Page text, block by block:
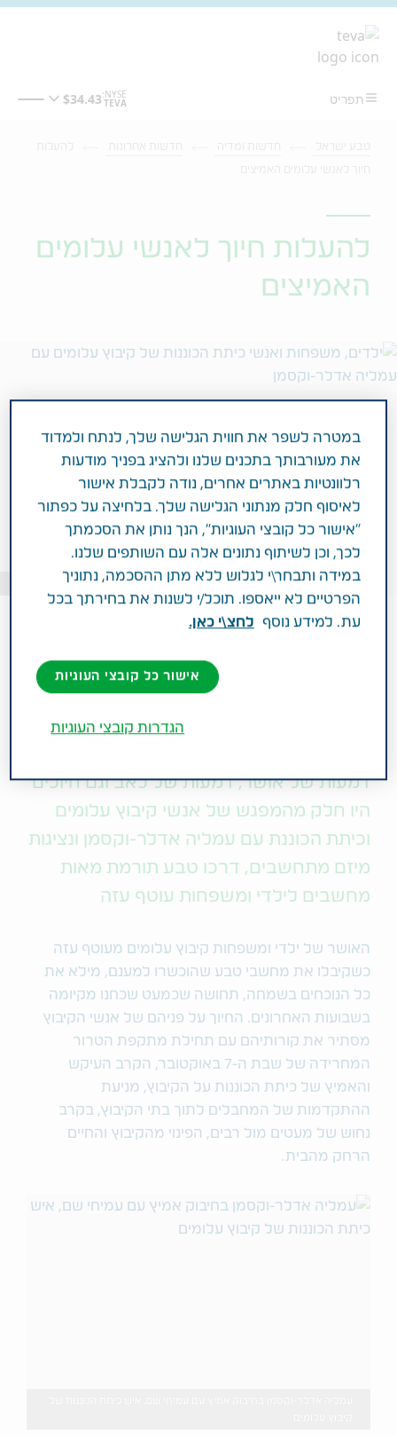
להעלות חיוך לאנשי עלומים
האמיצים
ילדים, משפחות ואנשי כיתת הכוננות של קיבוץ עלומים עם עמליה אדלר-וקסמן
דמעות של אושר, דמעות של כאב וגם חיוכים
היו חלק מהמפגש של אנשי קיבוץ עלומים
וכיתת הכוננת עם עמליה אדלר-וקסמן ונציגות
מיזם מתחשבים, דרכו טבע תורמת מאות
מחשבים לילדי ומשפחות עוטף עזה
האושר של ילדי ומשפחות קיבוץ עלומים מעוטף עזה
כשקיבלו את מחשבי טבע שהוכשרו למענם, מילא את
כל הנוכחים בשמחה, תחושה שכמעט שכחנו מקיומה
בשבועות האחרונים. החיוך על פניהם של אנשי הקיבוץ
מסתיר את קורותיהם עם תחילת מתקפת הטרור
המחרידה של שבת ה-7 באוקטובר, הקרב העיקש
והאמיץ של כיתת הכוננות על הקיבוץ, מניעת
ההתקדמות של המחבלים לתוך בתי הקיבוץ, בקרב
נחוש של מעטים מול רבים, הפינוי מהקיבוץ והחיים
הרחק מהבית.
במטרה לשפר את חווית הגלישה שלך, לנתח ולמדוד
את מעורבותך בתכנים שלנו ולהציג בפניך מודעות
רלוונטיות באתרים אחרים, נודה לקבלת אישור
לאיסוף חלק מנתוני הגלישה שלך. בלחיצה על כפתור
"אישור כל קובצי העוגיות", הנך נותן את הסכמתך
לכך, וכן לשיתוף נתונים אלה עם השותפים שלנו.
במידה ותבחר\י לגלוש ללא מתן ההסכמה, נתוניך
הפרטיים לא ייאספו. תוכל/י לשנות את בחירתך בכל
עת. למידע נוסף
לחצ\י כאן.
אישור כל קובצי העוגיות
הגדרות קובצי העוגיות